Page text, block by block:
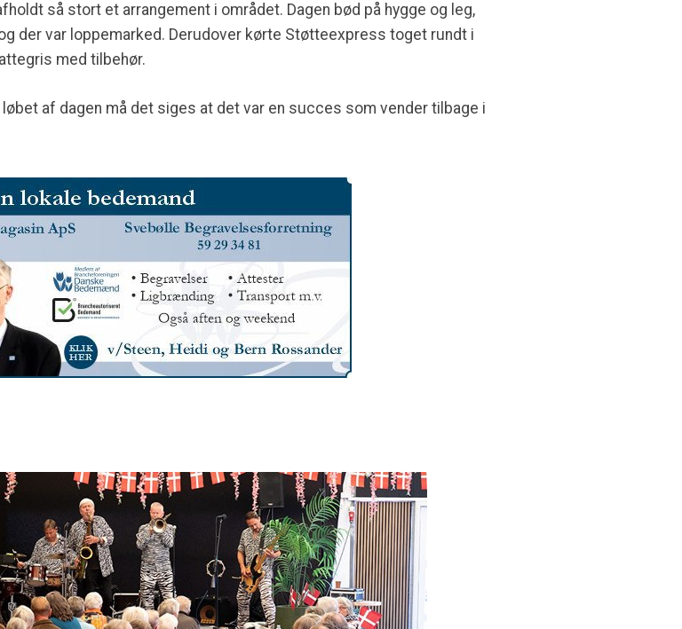
så stort et arrangement i området. Dagen bød på hygge og leg,
der var loppemarked. Derudover kørte Støtteexpress toget rundt i
med tilbehør.
af dagen må det siges at det var en succes som vender tilbage i